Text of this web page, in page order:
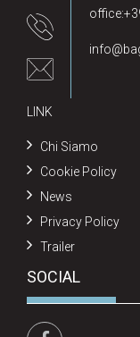
LINK
Chi Siamo
Cookie Policy
News
Privacy Policy
Trailer
SOCIAL